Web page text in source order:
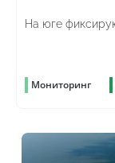
На юге
Мониторинг